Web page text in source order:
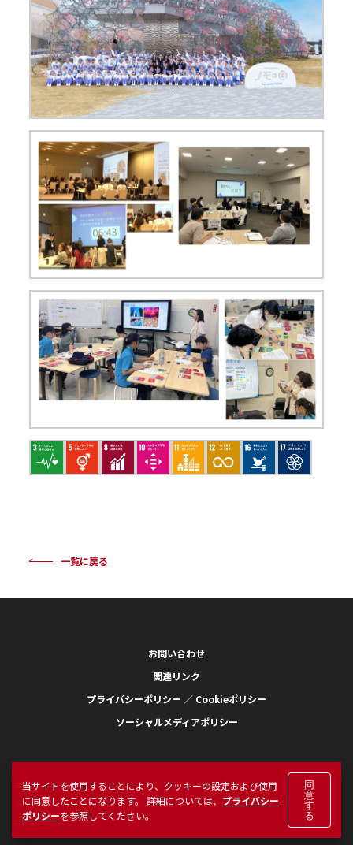
当サイトを使用することにより、クッキーの設定および使用
に同意したことになります。 詳細については、 プライバシー
ポリシーを参照してください。
同
意
す
る
一覧に戻る
お問い合わせ
関連リンク
プライバシーポリシー ／ Cookieポリシー
ソーシャルメディアポリシー